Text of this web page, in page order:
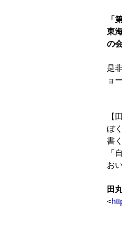
「
東
の
是
ョ
【
ぼ
書
「
お
田
<